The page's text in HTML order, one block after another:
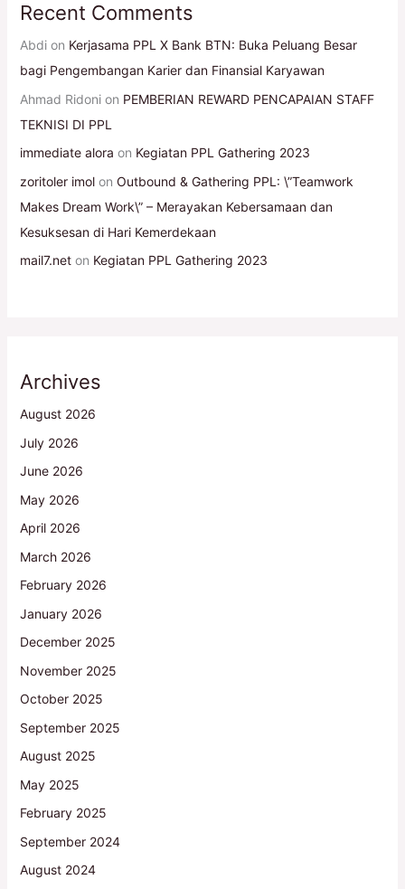
Recent Comments
Abdion Kerjasama PPL X Bank BTN: Buka Peluang Besar
bagi Pengembangan Karier dan Finansial Karyawan
Ahmad Ridonion PEMBERIAN REWARD PENCAPAIAN STAFF
TEKNISI DI PPL
immediate alora on Kegiatan PPL Gathering 2023
zoritoler imolon Outbound & Gathering PPL: \”Teamwork
Makes Dream Work\” – Merayakan Kebersamaan dan
Kesuksesan di Hari Kemerdekaan
mail7.neton Kegiatan PPL Gathering 2023
Archives
August 2026
July 2026
June 2026
May 2026
April 2026
March 2026
February 2026
January 2026
December 2025
November 2025
October 2025
September 2025
August 2025
May 2025
February 2025
September 2024
August 2024